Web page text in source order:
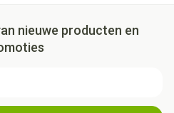
nieuwe producten en